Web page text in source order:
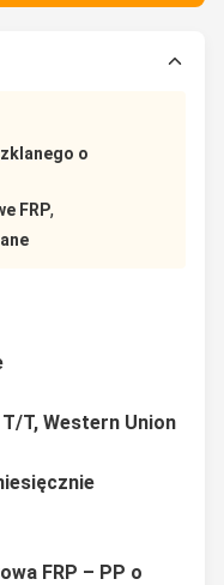
o
FRP,
T/T, Western Union
FRP – PP o